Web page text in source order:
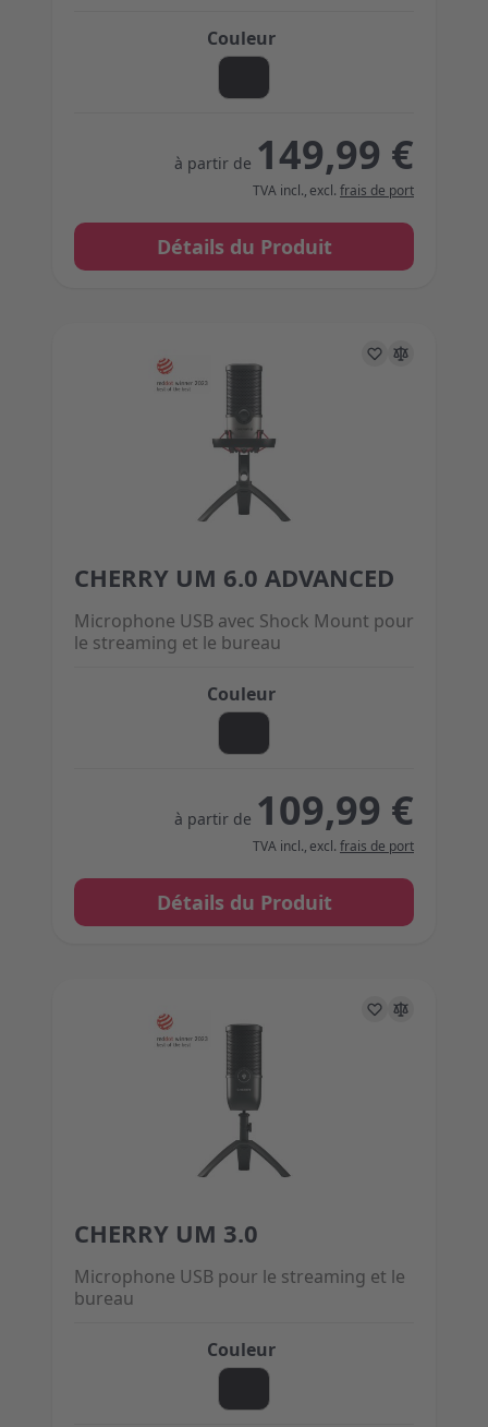
Couleur
à partir de 149,99 €
TVA incl., excl. frais de port
Détails du Produit
Couleur
Microphone USB avec Shock Mount pour
le streaming et le bureau
The price depends on the options chosen on the
CHERRY UM 6.0 ADVANCED
à partir de 109,99 €
TVA incl., excl. frais de port
Détails du Produit
Couleur
Microphone USB pour le streaming et le
bureau
The price depends on the options chosen on the
CHERRY UM 3.0